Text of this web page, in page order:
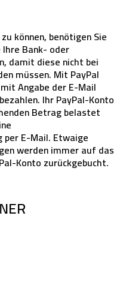
können, benötigen Sie
Bank- oder
damit diese nicht bei
müssen. Mit PayPal
Angabe der E-Mail
Ihr PayPal-Konto
Betrag belastet
E-Mail. Etwaige
werden immer auf das
Konto zurückgebucht.